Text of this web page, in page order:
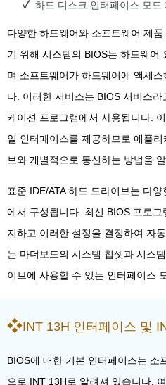
하드 디스크 인터페이스 모드
다양한 하드웨어와 소프트웨어 제
기 위해 시스템의 BIOS는 하드웨어
며 소프트웨어가 하드웨어에 액세
다. 이러한 서비스는 BIOS 서비스
케이션 프로그램에서 사용됩니다.
일 인터페이스를 제공하므로 애플
브와 개별적으로 통신하는 방법을
표준 IDE/ATA 하드 드라이브는 다
에서 구성됩니다. 최신 BIOS 프로
지하고 이러한 설정을 결정하여 자
는 마더보드의 시스템 칩셋과 시스
이브에 사용할 수 있는 인터페이스
INT 13H 인터페이스 및
BIOS에 대한 기본 인터페이스는 소
으로 INT 13H로 알려져 있습니다.